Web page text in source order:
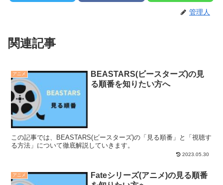
管理人
関連記事
アニメ
BEASTARS(ビースターズ)の見
る順番を知りたい方へ
この記事では、BEASTARS(ビースターズ)の「見る順番」と「視聴す
る方法」について徹底解説していきます。
2023.05.30
アニメ
Fateシリーズ(アニメ)の見る順番